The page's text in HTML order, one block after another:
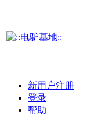
新用户注册
登录
帮助